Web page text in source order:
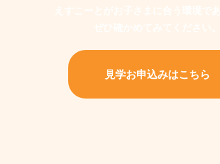
見学お申込みはこちら